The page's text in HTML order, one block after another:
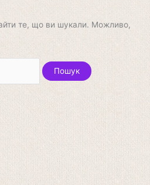
те, що ви шукали. Можливо,